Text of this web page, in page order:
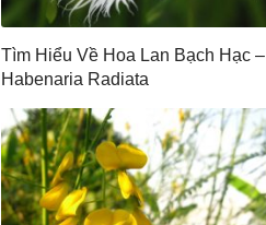
Tìm Hiểu Về Hoa Lan Bạch Hạc –
Habenaria Radiata